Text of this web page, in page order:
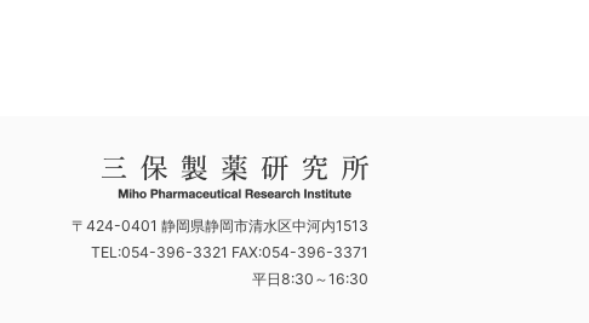
〒424-0401 静岡県静岡市清水区中河内1513
TEL:054-396-3321 FAX:054-396-3371
平日8:30～16:30